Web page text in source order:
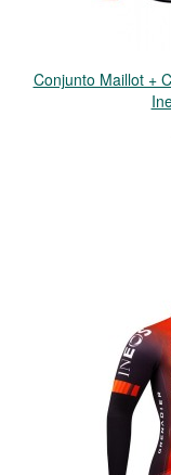
Conjunto Maillot +